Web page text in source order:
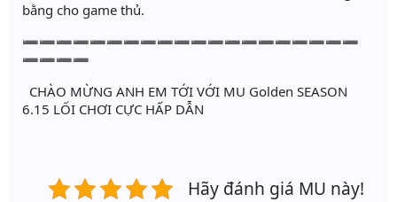
bằng cho game thủ.
➖➖➖➖➖➖➖➖➖➖➖➖➖➖➖➖➖➖➖➖
➖➖➖➖
CHÀO MỪNG ANH EM TỚI VỚI MU Golden SEASON
6.15 LỐI CHƠI CỰC HẤP DẪN
Hãy đánh giá MU này!